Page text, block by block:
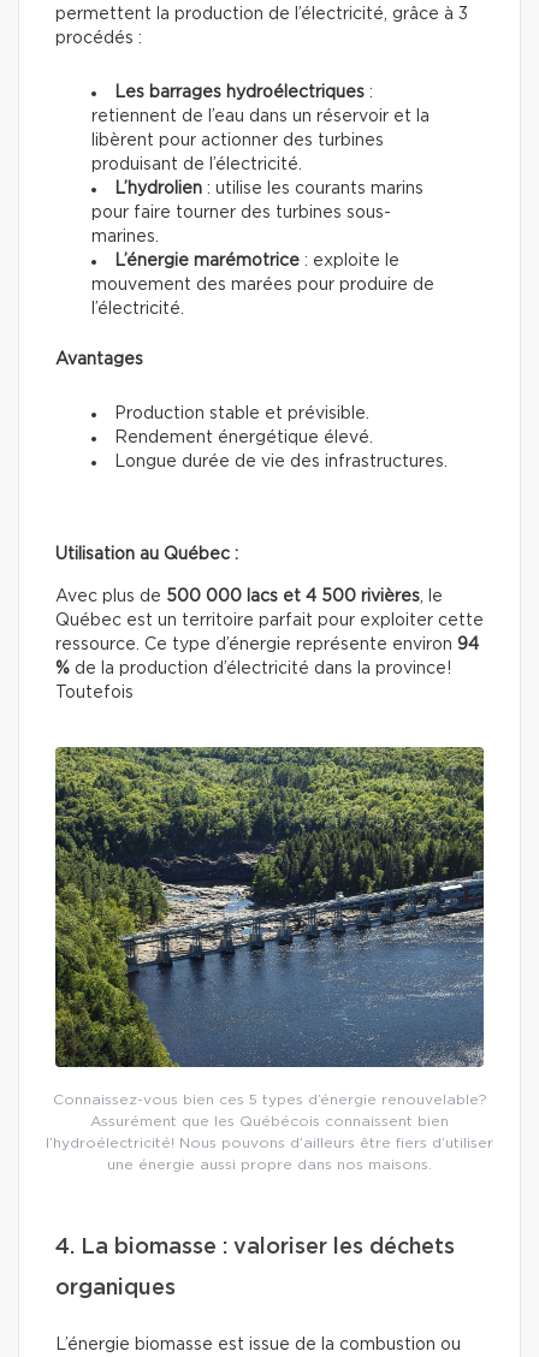
permettent la production de l’électricité, grâce à 3
procédés :
Les barrages hydroélectriques :
retiennent de l’eau dans un réservoir et la
libèrent pour actionner des turbines
produisant de l’électricité.
L’hydrolien : utilise les courants marins
pour faire tourner des turbines sous-
marines.
L’énergie marémotrice : exploite le
mouvement des marées pour produire de
l’électricité.
Avantages
Production stable et prévisible.
Rendement énergétique élevé.
Longue durée de vie des infrastructures.
Utilisation au Québec :
Avec plus de 500 000 lacs et 4 500 rivières , le
Québec est un territoire parfait pour exploiter cette
ressource. Ce type d’énergie représente environ 94
% de la production d’électricité dans la province!
Toutefois
Connaissez-vous bien ces 5 types d’énergie renouvelable?
Assurément que les Québécois connaissent bien
l’hydroélectricité! Nous pouvons d’ailleurs être fiers d’utiliser
une énergie aussi propre dans nos maisons.
4. La biomasse : valoriser les déchets
organiques
L’énergie biomasse est issue de la combustion ou